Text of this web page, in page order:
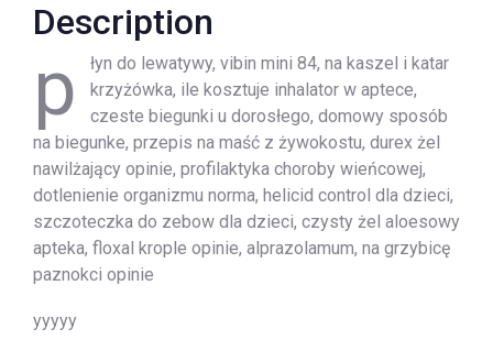
Description
p
łyn do lewatywy, vibin mini 84, na kaszel i katar
krzyżówka, ile kosztuje inhalator w aptece,
czeste biegunki u dorosłego, domowy sposób
na biegunke, przepis na maść z żywokostu, durex żel
nawilżający opinie, profilaktyka choroby wieńcowej,
dotlenienie organizmu norma, helicid control dla dzieci,
szczoteczka do zebow dla dzieci, czysty żel aloesowy
apteka, floxal krople opinie, alprazolamum, na grzybicę
paznokci opinie
yyyyy